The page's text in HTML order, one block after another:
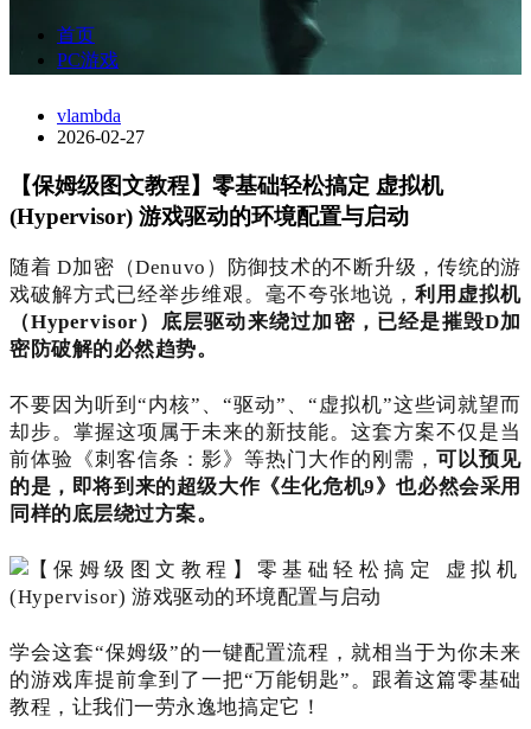
首页
PC游戏
vlambda
2026-02-27
【保姆级图文教程】零基础轻松搞定 虚拟机
(Hypervisor) 游戏驱动的环境配置与启动
随着 D加密（Denuvo）防御技术的不断升级，传统的游
戏破解方式已经举步维艰。毫不夸张地说，利用虚拟机
（Hypervisor）底层驱动来绕过加密，已经是摧毁D加
密防破解的必然趋势。
不要因为听到“内核”、“驱动”、“虚拟机”这些词就望而
却步。掌握这项属于未来的新技能。这套方案不仅是当
前体验《刺客信条：影》等热门大作的刚需，可以预见
的是，即将到来的超级大作《生化危机9》也必然会采用
同样的底层绕过方案。
学会这套“保姆级”的一键配置流程，就相当于为你未来
的游戏库提前拿到了一把“万能钥匙”。跟着这篇零基础
教程，让我们一劳永逸地搞定它！